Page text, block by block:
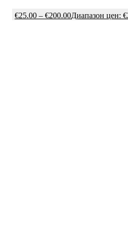
€25.00 – €200.00Диапазон цен: